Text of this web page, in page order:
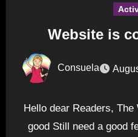
Website is
Consuela
Hello dear Readers,
good Still need a good